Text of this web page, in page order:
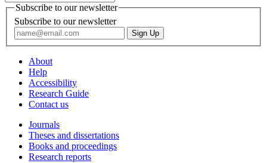
Subscribe to our newsletter
Subscribe to our newsletter
About
Help
Accessibility
Research Guide
Contact us
Journals
Theses and dissertations
Books and proceedings
Research reports